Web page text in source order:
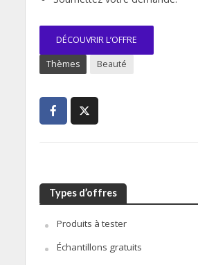
DÉCOUVRIR L’OFFRE
Thèmes Beauté
Types d’offres
Produits à tester
Échantillons gratuits